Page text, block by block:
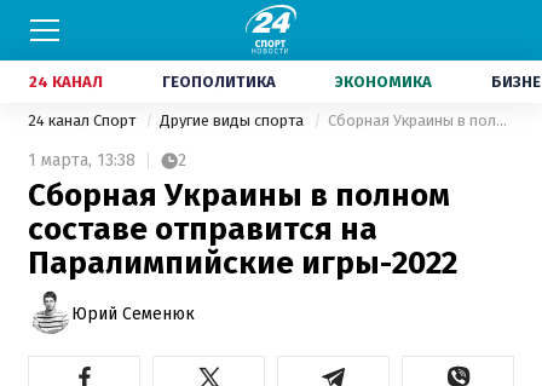
24 КАНАЛ ГЕОПОЛИТИКА ЭКОНОМИКА
24 канал Спорт Другие виды спорта Сборная Украины в полном составе отправится на Паралимпийские игры-2022
1 марта, 13:38 2
Сборная Украины в полном
составе отправится на
Паралимпийские игры-2022
Юрий Семенюк